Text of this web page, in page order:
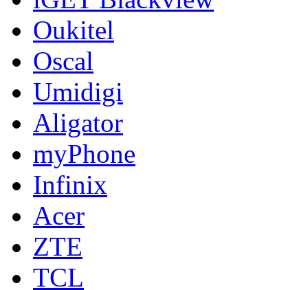
Oukitel
Oscal
Umidigi
Aligator
myPhone
Infinix
Acer
ZTE
TCL